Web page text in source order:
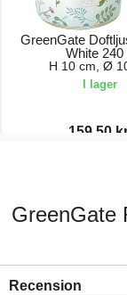
GreenGate
White 240
H 10 cm, Ø
I lager
159,50
GreenGate
Recension